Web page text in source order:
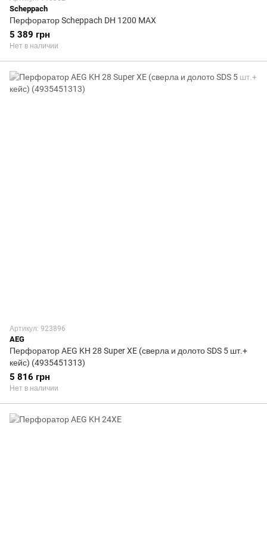
Scheppach
Перфоратор Scheppach DH 1200 MAX
5 389 грн
Нет в наличии
Артикул: 923896
AEG
Перфоратор AEG KH 28 Super XE (сверла и долото SDS 5 шт.+
кейс) (4935451313)
5 816 грн
Нет в наличии